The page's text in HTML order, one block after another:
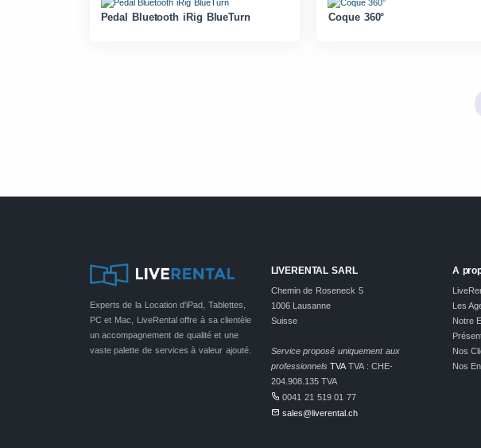
Pedal Bluetooth iRig BlueTurn Coque 360°
Experts de la Location d'iPad, Tablettes,
PC et Mac, LiveRental offre à sa clientèle
un accompagnement de qualité et une
vaste palette de services à valeur ajouté.
LIVERENTAL SARL
Chemin de Roseneck 5
1006 Lausanne
Suisse
Service proposé uniquement aux
professionnels TVATVA : CHE-
204.908.135 TVA
0041 21 519 01 77
sales@liverental.ch
A
Les
Notre
Nos
Nos